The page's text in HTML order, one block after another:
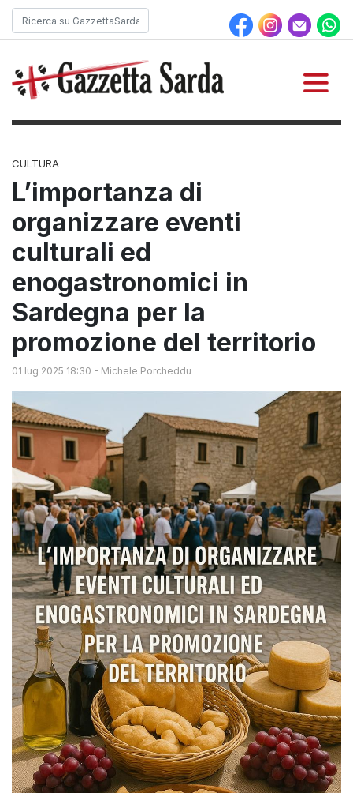
CULTURA
L’importanza di
organizzare eventi
culturali ed
enogastronomici in
Sardegna per la
promozione del territorio
01 lug 2025 18:30 - Michele Porcheddu